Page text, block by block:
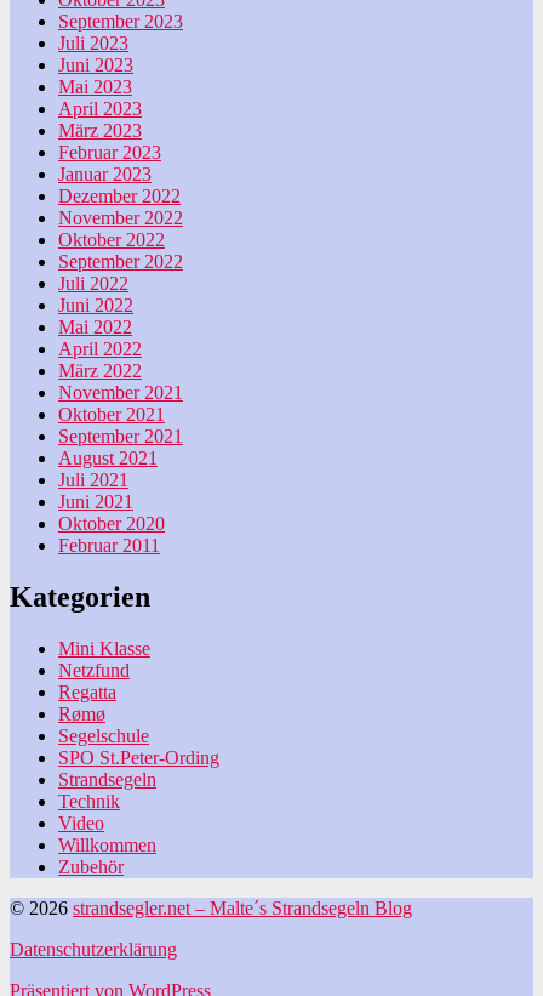
September 2023
Juli 2023
Juni 2023
Mai 2023
April 2023
März 2023
Februar 2023
Januar 2023
Dezember 2022
November 2022
Oktober 2022
September 2022
Juli 2022
Juni 2022
Mai 2022
April 2022
März 2022
November 2021
Oktober 2021
September 2021
August 2021
Juli 2021
Juni 2021
Oktober 2020
Februar 2011
Kategorien
Mini Klasse
Netzfund
Regatta
Rømø
Segelschule
SPO St.Peter-Ording
Strandsegeln
Technik
Video
Willkommen
Zubehör
© 2026 strandsegler.net – Malte´s Strandsegeln Blog
Datenschutzerklärung
Präsentiert von WordPress